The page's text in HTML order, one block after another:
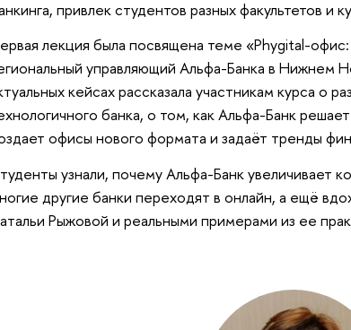
привлек студентов разных факультетов и
лекция была посвящена теме «Phygital-
управляющий Альфа-Банка в Нижнем
кейсах рассказала участникам курса о
банка, о том, как Альфа-Банк
офисы нового формата и задаёт тренды
узнали, почему Альфа-Банк увеличивает
другие банки переходят в онлайн, а ещё
Рыжовой и реальными примерами из ее